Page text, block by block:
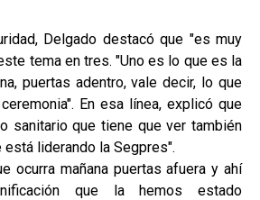
Delgado destacó que "es muy
tema en tres. "Uno es lo que es la
puertas adentro, vale decir, lo que
En esa línea, explicó que
sanitario que tiene que ver también
liderando la Segpres".
ocurra mañana puertas afuera y ahí
que la hemos estado